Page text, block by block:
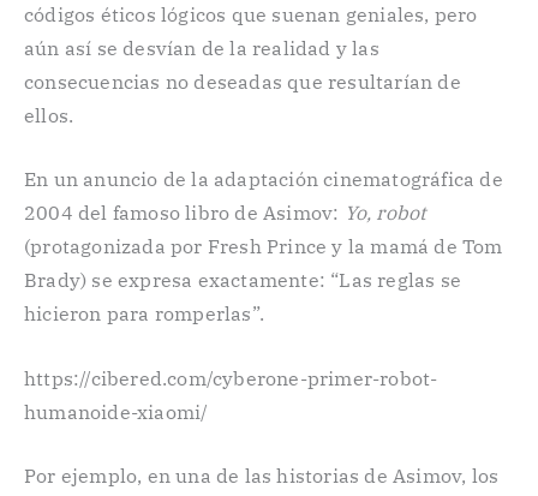
códigos éticos lógicos que suenan geniales, pero
aún así se desvían de la realidad y las
consecuencias no deseadas que resultarían de
ellos.
En un anuncio de la adaptación cinematográfica de
2004 del famoso libro de Asimov: Yo, robot
(protagonizada por Fresh Prince y la mamá de Tom
Brady) se expresa exactamente: “Las reglas se
hicieron para romperlas”.
https://cibered.com/cyberone-primer-robot-
humanoide-xiaomi/
Por ejemplo, en una de las historias de Asimov, los